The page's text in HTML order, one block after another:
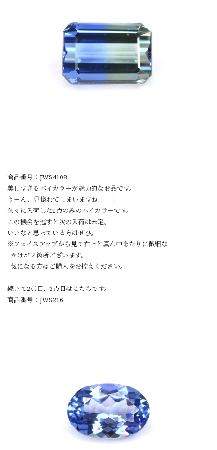
商品番号：JWS4108
美しすぎるバイカラーが魅力的なお品です。
うーん、見惚れてしまいますね！！！
久々に入荷した1点のみのバイカラーです。
この機会を逃すと次の入荷は未定。
いいなと思っている方はぜひ。
※フェイスアップから見て右上と真ん中あたりに微細な
かけが２箇所ございます。
気になる方はご購入をお控えください。
続いて2点目、3点目はこちらです。
商品番号：JWS216